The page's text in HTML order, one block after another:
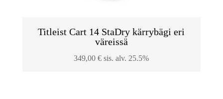
Titleist Cart 14 StaDry kärrybägi eri
väreissä
349,00€ sis. alv. 25.5%